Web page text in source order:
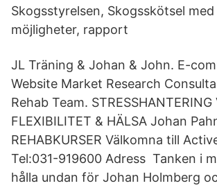
Skogsstyrelsen, Skogsskötsel med
möjligheter, rapport
JL Träning & Johan & John. E-
Website Market Research
Rehab Team. STRESSHANTERING
FLEXIBILITET & HÄLSA Johan
REHABKURSER Välkomna till
Tel:031-919600 Adress Tanken i
hålla undan för Johan Holmberg